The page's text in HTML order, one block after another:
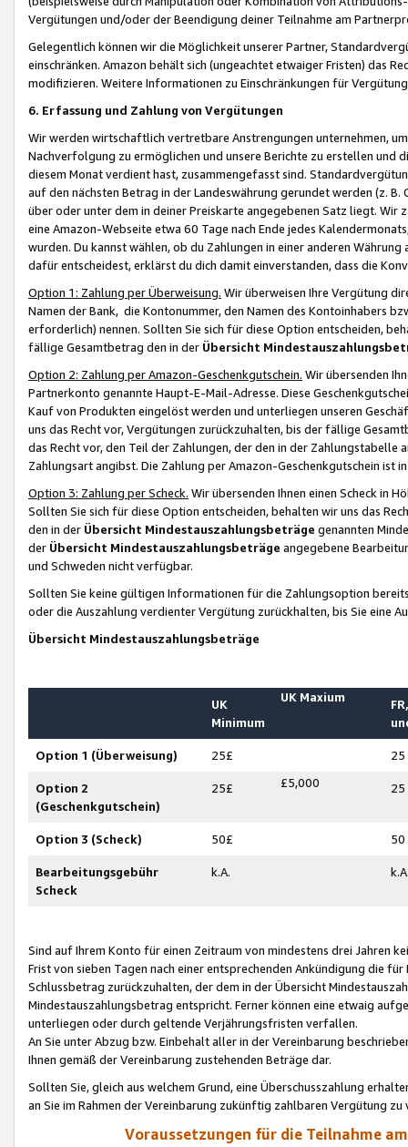
Vergütungen und/oder der Beendigung deiner Teilnahme am
Gelegentlich können wir die Möglichkeit unserer Partner,
einschränken. Amazon behält sich (ungeachtet etwaiger Fristen) das
modifizieren. Weitere Informationen zu Einschränkungen für
6. Erfassung und Zahlung von Vergütungen
Wir werden wirtschaftlich vertretbare Anstrengungen unternehmen,
Nachverfolgung zu ermöglichen und unsere Berichte zu erstellen und
diesem Monat verdient hast, zusammengefasst sind.
auf den nächsten Betrag in der Landeswährung gerundet werden (z.
über oder unter dem in deiner Preiskarte angegebenen Satz liegt.
eine Amazon-Webseite etwa 60 Tage nach Ende jedes
wurden. Du kannst wählen, ob du Zahlungen in einer anderen
dafür entscheidest, erklärst du dich damit einverstanden, dass die
Option 1: Zahlung per Überweisung. Wir überweisen Ihre Vergütung
Namen der Bank, die Kontonummer, den Namen des Kontoinhabers
erforderlich) nennen. Sollten Sie sich für diese Option entscheiden,
fällige Gesamtbetrag den in der Übersicht
Option 2: Zahlung per Amazon-Geschenkgutschein. Wir übersenden
Partnerkonto genannte Haupt-E-Mail-Adresse. Diese
Kauf von Produkten eingelöst werden und unterliegen unseren
uns das Recht vor, Vergütungen zurückzuhalten, bis der fällige
das Recht vor, den Teil der Zahlungen, der den in der
Zahlungsart angibst. Die Zahlung per Amazon-Geschenkgutschein ist
Option 3: Zahlung per Scheck. Wir übersenden Ihnen einen Scheck in
Sollten Sie sich für diese Option entscheiden, behalten wir uns das
den in der Übersicht Mindestauszahlungsbeträge genannten
der Übersicht Mindestauszahlungsbeträge angegebene
und Schweden nicht verfügbar.
Sollten Sie keine gültigen Informationen für die Zahlungsoption
oder die Auszahlung verdienter Vergütung zurückhalten, bis Sie
Übersicht Mindestauszahlungsbeträge
UK
Minimum
UK Maxium
Option 1 (Überweisung) 25£ 25
Option 2
(Geschenkgutschein)
25£ £5,000 25
Option 3 (Scheck) 50£ 50
Bearbeitungsgebühr
Scheck
k.A.
Sind auf Ihrem Konto für einen Zeitraum von mindestens drei Jahren
Frist von sieben Tagen nach einer entsprechenden Ankündigung die
Schlussbetrag zurückzuhalten, der dem in der Übersicht
Mindestauszahlungsbetrag entspricht. Ferner können eine etwaig
unterliegen oder durch geltende Verjährungsfristen verfallen.
An Sie unter Abzug bzw. Einbehalt aller in der Vereinbarung
Ihnen gemäß der Vereinbarung zustehenden Beträge dar.
Sollten Sie, gleich aus welchem Grund, eine Überschusszahlung
an Sie im Rahmen der Vereinbarung zukünftig zahlbaren Vergütung zu
Voraussetzungen für die Teilnahme